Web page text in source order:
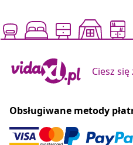
Ciesz
Obsługiwane metody